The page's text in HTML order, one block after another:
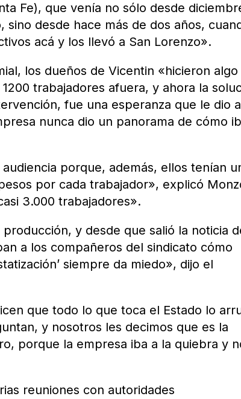
Fe), que venía no sólo desde
desde hace más de dos años,
acá y los llevó a San Lorenzo».
los dueños de Vicentin «hicieron algo
trabajadores afuera, y ahora la
fue una esperanza que le dio
nunca dio un panorama de cómo
porque, además, ellos tenían
por cada trabajador», explicó
3.000 trabajadores».
y desde que salió la noticia
a los compañeros del sindicato cómo
siempre da miedo», dijo el
que todo lo que toca el Estado lo
y nosotros les decimos que es la
porque la empresa iba a la quiebra y
reuniones con autoridades